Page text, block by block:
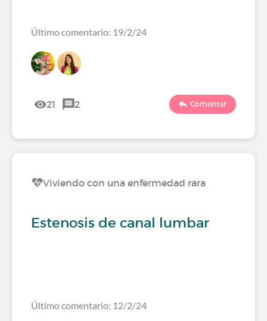
Último comentario: 19/2/24
21 2 Comentar
Viviendo con una enfermedad rara
Estenosis de canal lumbar
Último comentario: 12/2/24